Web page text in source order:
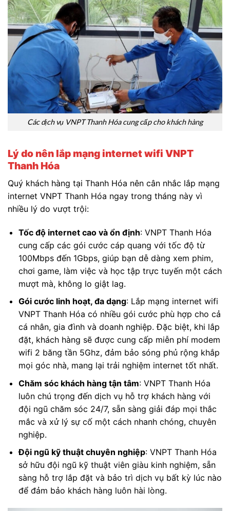
Các dịch vụ VNPT Thanh Hóa cung cấp cho khách hàng
Lý do nên lắp mạng internet wifi VNPT
Thanh Hóa
Quý khách hàng tại Thanh Hóa nên cân nhắc lắp mạng
internet VNPT Thanh Hóa ngay trong tháng này vì
nhiều lý do vượt trội:
Tốc độ internet cao và ổn định: VNPT Thanh Hóa
cung cấp các gói cước cáp quang với tốc độ từ
100Mbps đến 1Gbps, giúp bạn dễ dàng xem phim,
chơi game, làm việc và học tập trực tuyến một cách
mượt mà, không lo giật lag.
Gói cước linh hoạt, đa dạng: Lắp mạng internet wifi
VNPT Thanh Hóa có nhiều gói cước phù hợp cho cả
cá nhân, gia đình và doanh nghiệp. Đặc biệt, khi lắp
đặt, khách hàng sẽ được cung cấp miễn phí modem
wifi 2 băng tần 5Ghz, đảm bảo sóng phủ rộng khắp
mọi góc nhà, mang lại trải nghiệm internet tốt nhất.
Chăm sóc khách hàng tận tâm: VNPT Thanh Hóa
luôn chú trọng đến dịch vụ hỗ trợ khách hàng với
đội ngũ chăm sóc 24/7, sẵn sàng giải đáp mọi thắc
mắc và xử lý sự cố một cách nhanh chóng, chuyên
nghiệp.
Đội ngũ kỹ thuật chuyên nghiệp: VNPT Thanh Hóa
sở hữu đội ngũ kỹ thuật viên giàu kinh nghiệm, sẵn
sàng hỗ trợ lắp đặt và bảo trì dịch vụ bất kỳ lúc nào
để đảm bảo khách hàng luôn hài lòng.